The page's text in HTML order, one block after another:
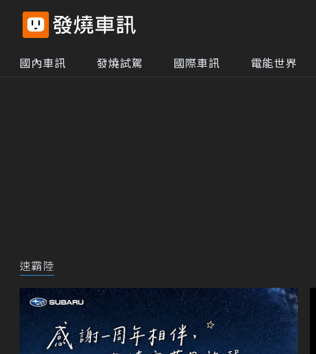
國內車訊 發燒試駕 國際車訊 電能世界
速霸陸